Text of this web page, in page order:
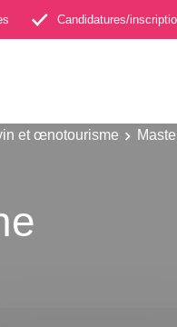
Candidatures/
et œnotourisme